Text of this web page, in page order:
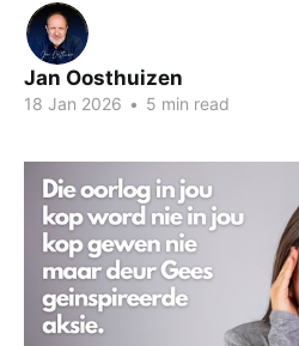
Jan Oosthuizen
18 Jan 2026 • 5 min read